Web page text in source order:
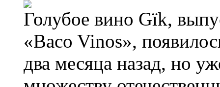
Голубое вино Gïk,
«Baco Vinos»,
два месяца назад, но